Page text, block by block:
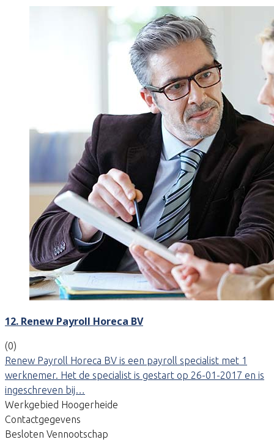
12. Renew Payroll Horeca BV
(0)
Renew Payroll Horeca BV is een payroll specialist met 1
werknemer. Het de specialist is gestart op 26-01-2017 en is
ingeschreven bij…
Werkgebied Hoogerheide
Contactgegevens
Besloten Vennootschap